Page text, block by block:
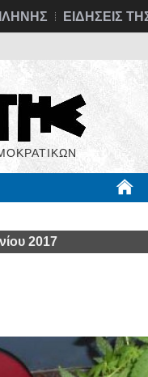
ΕΙΔΗΣΕΙΣ
2017